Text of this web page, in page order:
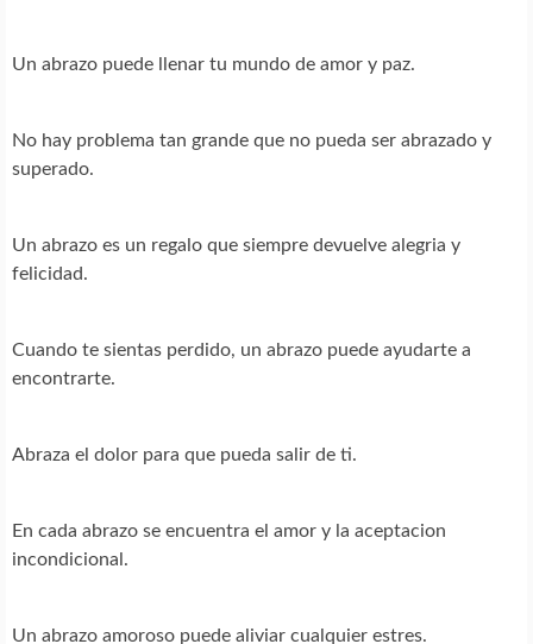
Un abrazo puede llenar tu mundo de amor y paz.
No hay problema tan grande que no pueda ser abrazado y
superado.
Un abrazo es un regalo que siempre devuelve alegria y
felicidad.
Cuando te sientas perdido, un abrazo puede ayudarte a
encontrarte.
Abraza el dolor para que pueda salir de ti.
En cada abrazo se encuentra el amor y la aceptacion
incondicional.
Un abrazo amoroso puede aliviar cualquier estres.